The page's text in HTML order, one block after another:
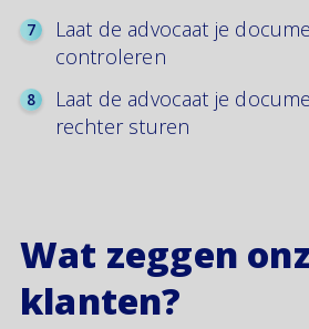
Laat de advocaat je
controleren
Laat de advocaat je
rechter sturen
Wat zeggen
klanten?